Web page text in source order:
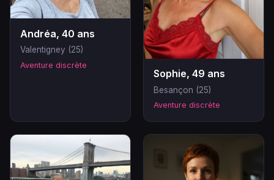
Andréa, 40 ans
Valentigney (25)
Aventure discrète
Sophie, 49 ans
Besançon (25)
Aventure discrète